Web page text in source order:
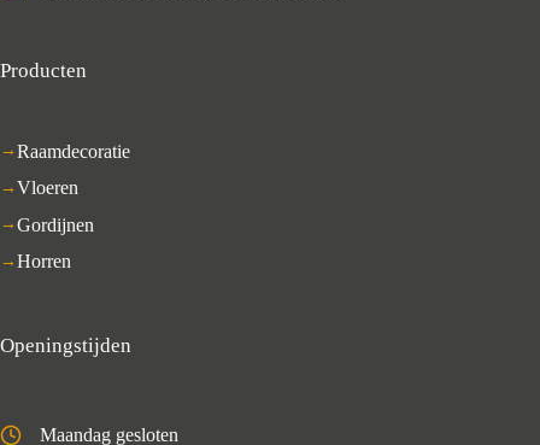
Producten
Raamdecoratie
Vloeren
Gordijnen
Horren
Openingstijden
Maandag gesloten